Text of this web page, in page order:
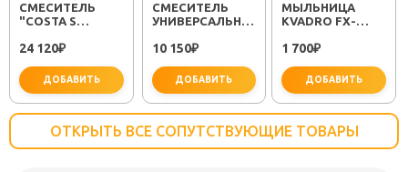
СМЕСИТЕЛЬ
"COSTA S
24 120₽
ДОБАВИТЬ
СМЕСИТЕЛЬ
УНИВЕРСАЛЬНЫЙ
LM1151C"
10 150₽
ДОБАВИТЬ
МЫЛЬНИЦА
KVADRO FX-
1 700₽
ДОБАВИТЬ
ОТКРЫТЬ ВСЕ СОПУТСТВУЮЩИЕ ТОВАРЫ